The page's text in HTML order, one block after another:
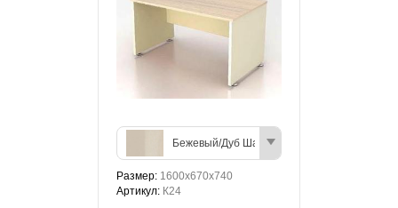
Бежевый/Дуб Шамони (светлый)
Размер: 1600х670х740
Артикул: К24